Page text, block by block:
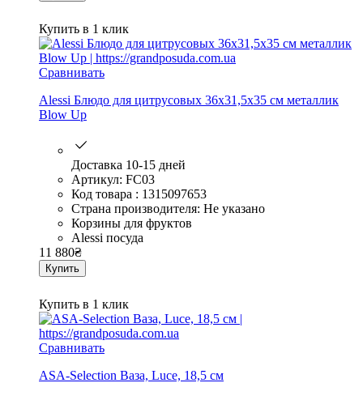
Купить в 1 клик
Сравнивать
Alessi Блюдо для цитрусовых 36х31,5х35 см металлик
Blow Up
Доставка 10-15 дней
Артикул: FC03
Код товара : 1315097653
Страна производителя: Не указано
Корзины для фруктов
Alessi посуда
11 880₴
Купить
Купить в 1 клик
Сравнивать
ASA-Selection Ваза, Luce, 18,5 см